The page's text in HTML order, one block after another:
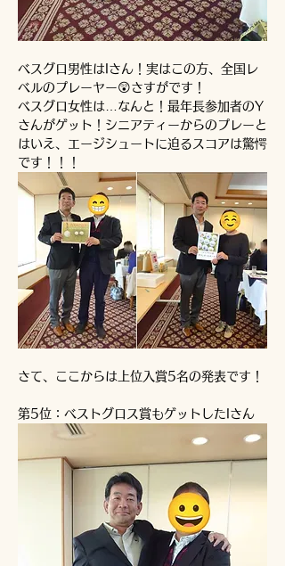
ベスグロ男性はIさん！実はこの方、全国レ
ベルのプレーヤー😲さすがです！
ベスグロ女性は…なんと！最年長参加者のY
さんがゲット！シニアティーからのプレーと
はいえ、エージシュートに迫るスコアは驚愕
です！！！
さて、ここからは上位入賞5名の発表です！
第5位：ベストグロス賞もゲットしたIさん